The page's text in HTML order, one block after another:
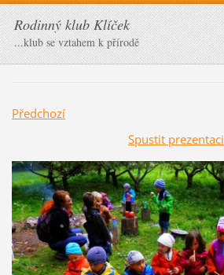
Rodinný klub Klíček
...klub se vztahem k přírodě
Předchozí
Spustit prezentaci